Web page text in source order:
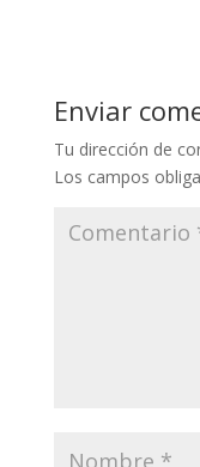
Enviar
Tu dirección de
Los campos